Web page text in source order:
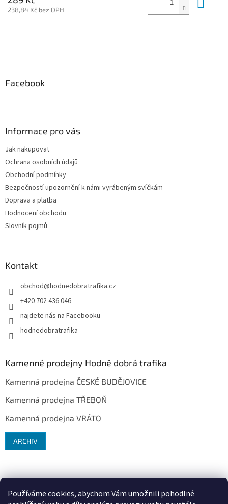
Používáme cookies, abychom Vám umožnili pohodlné
238,84 Kč bez DPH
Facebook
Informace pro vás
Jak nakupovat
Ochrana osobních údajů
Obchodní podmínky
Bezpečností upozornění k námi vyrábeným svíčkám
Doprava a platba
Hodnocení obchodu
Slovník pojmů
Kontakt
obchod@hodnedobratrafika.cz
+420 702 436 046
najdete nás na Facebooku
hodnedobratrafika
Kamenné prodejny Hodně dobrá trafika
Kamenná prodejna ČESKÉ BUDĚJOVICE
Kamenná prodejna TŘEBOŇ
Kamenná prodejna VRÁTO
ARCHIV